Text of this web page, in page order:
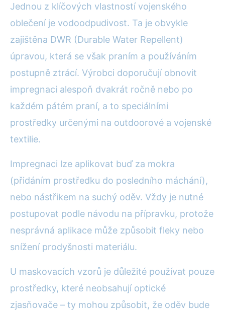
Jednou z klíčových vlastností vojenského
oblečení je vodoodpudivost. Ta je obvykle
zajištěna DWR (Durable Water Repellent)
úpravou, která se však praním a používáním
postupně ztrácí. Výrobci doporučují obnovit
impregnaci alespoň dvakrát ročně nebo po
každém pátém praní, a to speciálními
prostředky určenými na outdoorové a vojenské
textilie.
Impregnaci lze aplikovat buď za mokra
(přidáním prostředku do posledního máchání),
nebo nástřikem na suchý oděv. Vždy je nutné
postupovat podle návodu na přípravku, protože
nesprávná aplikace může způsobit fleky nebo
snížení prodyšnosti materiálu.
U maskovacích vzorů je důležité používat pouze
prostředky, které neobsahují optické
zjasňovače – ty mohou způsobit, že oděv bude